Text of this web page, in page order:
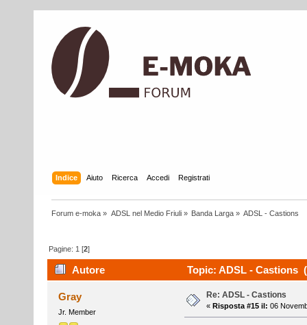
Indice Aiuto Ricerca Accedi Registrati
Forum e-moka » ADSL nel Medio Friuli» Banda Larga» ADSL - Castions
Pagine: 1 [2]
Autore Topic: ADSL - Castions
Gray
Jr. Member
Re: ADSL - Castions
« Risposta #15 il: 06